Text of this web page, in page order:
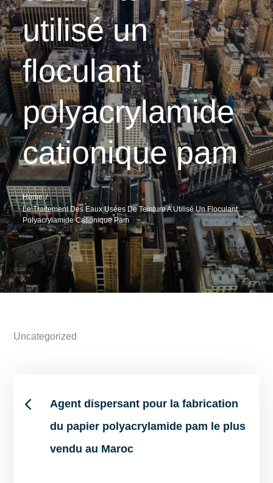
utilisé un
floculant
polyacrylamide
cationique pam
Home
Le Traitement Des Eaux Usées De Teinture A Utilisé Un Floculant
Polyacrylamide Cationique Pam
Uncategorized
Post
navigation
Agent dispersant pour la fabrication
du papier polyacrylamide pam le plus
vendu au Maroc